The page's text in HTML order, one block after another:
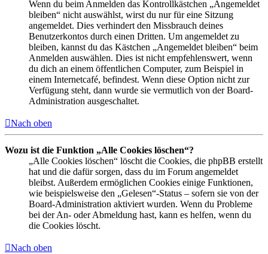
Wenn du beim Anmelden das Kontrollkästchen „Angemeldet
bleiben“ nicht auswählst, wirst du nur für eine Sitzung
angemeldet. Dies verhindert den Missbrauch deines
Benutzerkontos durch einen Dritten. Um angemeldet zu
bleiben, kannst du das Kästchen „Angemeldet bleiben“ beim
Anmelden auswählen. Dies ist nicht empfehlenswert, wenn
du dich an einem öffentlichen Computer, zum Beispiel in
einem Internetcafé, befindest. Wenn diese Option nicht zur
Verfügung steht, dann wurde sie vermutlich von der Board-
Administration ausgeschaltet.
Nach oben
Wozu ist die Funktion „Alle Cookies löschen“?
„Alle Cookies löschen“ löscht die Cookies, die phpBB erstellt
hat und die dafür sorgen, dass du im Forum angemeldet
bleibst. Außerdem ermöglichen Cookies einige Funktionen,
wie beispielsweise den „Gelesen“-Status – sofern sie von der
Board-Administration aktiviert wurden. Wenn du Probleme
bei der An- oder Abmeldung hast, kann es helfen, wenn du
die Cookies löscht.
Nach oben